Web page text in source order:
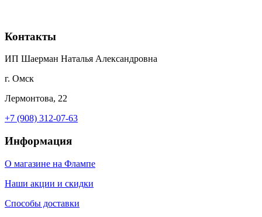
Контакты
ИП Шаерман Наталья Александровна
г. Омск
Лермонтова, 22
+7 (908) 312-07-63
Информация
О магазине на Флампе
Наши акции и скидки
Способы доставки